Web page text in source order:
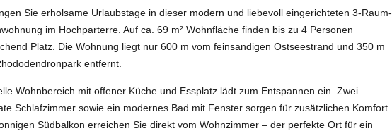
Sie erholsame Urlaubstage in dieser modern und liebevoll eingerichteten 3-Raum-
im Hochparterre. Auf ca. 69 m² Wohnfläche finden bis zu 4 Personen
Platz. Die Wohnung liegt nur 600 m vom feinsandigen Ostseestrand und 350 m
entfernt.
Wohnbereich mit offener Küche und Essplatz lädt zum Entspannen ein. Zwei
Schlafzimmer sowie ein modernes Bad mit Fenster sorgen für zusätzlichen Komfort.
Südbalkon erreichen Sie direkt vom Wohnzimmer – der perfekte Ort für ein